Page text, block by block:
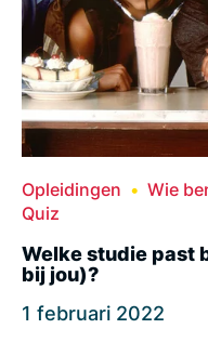
Opleidingen Wie
Quiz
Welke studie past
bij jou)?
1 februari 2022